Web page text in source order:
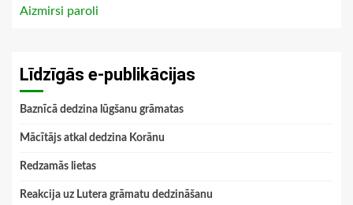
Aizmirsi paroli
Līdzīgās e-publikācijas
Baznīcā dedzina lūgšanu grāmatas
Mācītājs atkal dedzina Korānu
Redzamās lietas
Reakcija uz Lutera grāmatu dedzināšanu